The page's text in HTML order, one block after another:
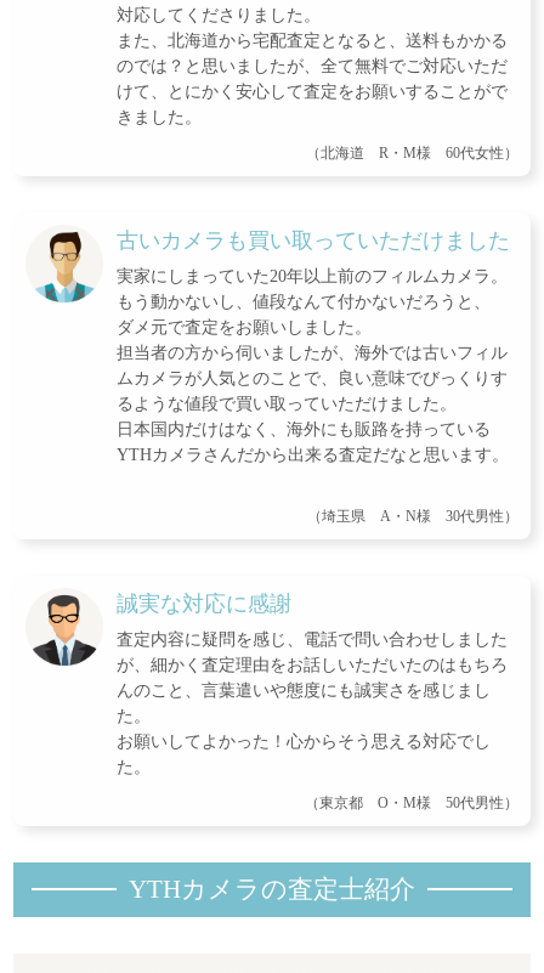
対応してくださりました。
また、北海道から宅配査定となると、送料もかかる
のでは？と思いましたが、全て無料でご対応いただ
けて、とにかく安心して査定をお願いすることがで
きました。
（北海道 R・M様 60代女性）
古いカメラも買い取っていただけました
実家にしまっていた20年以上前のフィルムカメラ。
もう動かないし、値段なんて付かないだろうと、
ダメ元で査定をお願いしました。
担当者の方から伺いましたが、海外では古いフィル
ムカメラが人気とのことで、良い意味でびっくりす
るような値段で買い取っていただけました。
日本国内だけはなく、海外にも販路を持っている
YTHカメラさんだから出来る査定だなと思います。
（埼玉県 A・N様 30代男性）
誠実な対応に感謝
査定内容に疑問を感じ、電話で問い合わせしました
が、細かく査定理由をお話しいただいたのはもちろ
んのこと、言葉遣いや態度にも誠実さを感じまし
た。
お願いしてよかった！心からそう思える対応でし
た。
（東京都 O・M様 50代男性）
YTHカメラの査定士紹介